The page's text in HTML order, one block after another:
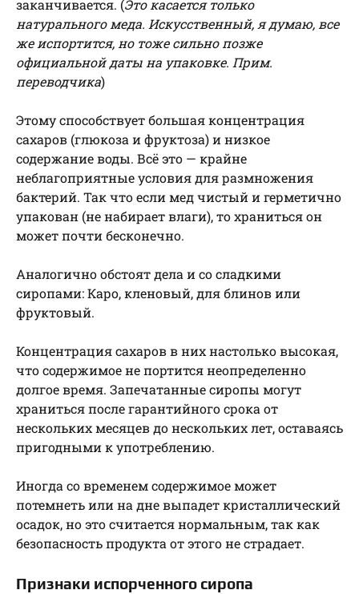
заканчивается. (Это касается только
натурального меда. Искусственный, я думаю, все
же испортится, но тоже сильно позже
официальной даты на упаковке. Прим.
переводчика)
Этому способствует большая концентрация
сахаров (глюкоза и фруктоза) и низкое
содержание воды. Всё это — крайне
неблагоприятные условия для размножения
бактерий. Так что если мед чистый и герметично
упакован (не набирает влаги), то храниться он
может почти бесконечно.
Аналогично обстоят дела и со сладкими
сиропами: Каро, кленовый, для блинов или
фруктовый.
Концентрация сахаров в них настолько высокая,
что содержимое не портится неопределенно
долгое время. Запечатанные сиропы могут
храниться после гарантийного срока от
нескольких месяцев до нескольких лет, оставаясь
пригодными к употреблению.
Иногда со временем содержимое может
потемнеть или на дне выпадет кристаллический
осадок, но это считается нормальным, так как
безопасность продукта от этого не страдает.
Признаки испорченного сиропа